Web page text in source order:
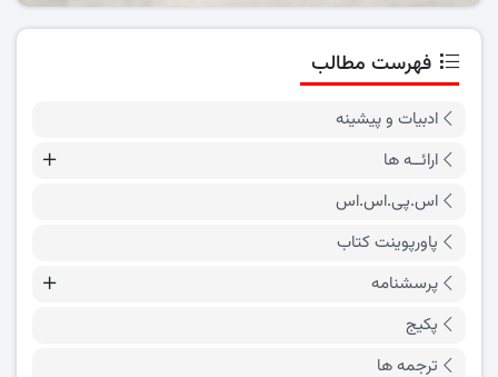
فهرست مطالب
ادبیات و پیشینه
ارائــه ها
اس.پی.اس.اس
پاورپوینت کتاب
پرسشنامه
پکیج
ترجمه ها